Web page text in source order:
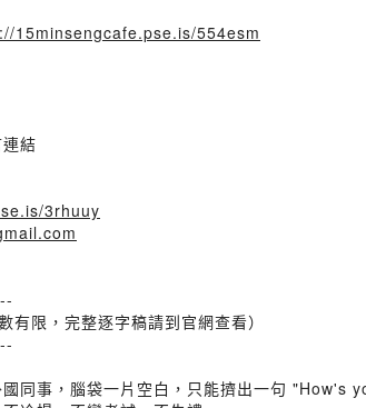
15minsengcafe.pse.is/554esm
結
3rhuuy
限，完整逐字稿請到官網查看）
國同事，腦袋一片空白，只能擠出一句